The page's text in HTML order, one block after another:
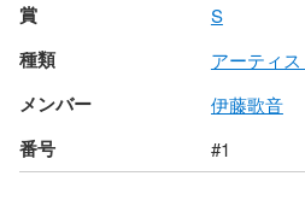
賞 S
種類 アーティス
メンバー 伊藤歌音
番号 #1